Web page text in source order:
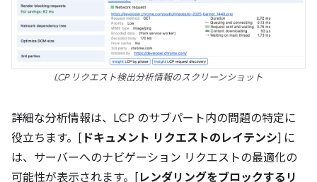
LCP リクエスト検出分析情報のスクリーンショット
詳細な分析情報は、LCP のサブパート内の問題の特定に
役立ちます。[ ドキュメント リクエストのレイテンシ] に
は、サーバーへのナビゲーション リクエストの最適化の
可能性が表示されます。[ レンダリングをブロックするリ